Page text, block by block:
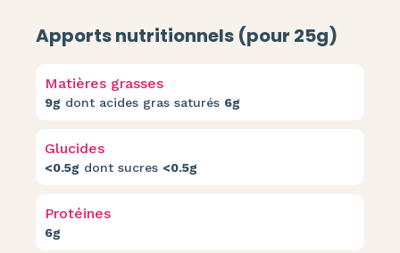
Apports nutritionnels (pour 25g)
Matières grasses
9g dont acides gras saturés 6g
Glucides
<0.5g dont sucres <0.5g
Protéines
6g